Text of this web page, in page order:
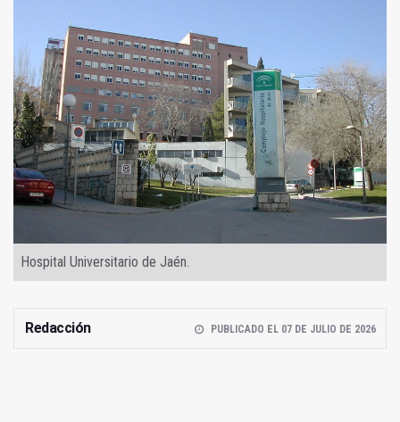
Hospital Universitario de Jaén.
Redacción PUBLICADO EL 07 DE JULIO DE 2026